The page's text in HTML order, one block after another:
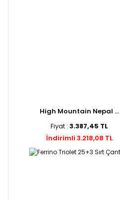
High Mountain Nepal ...
Fiyat : 3.387,45 TL
İndirimli 3.218,08 TL